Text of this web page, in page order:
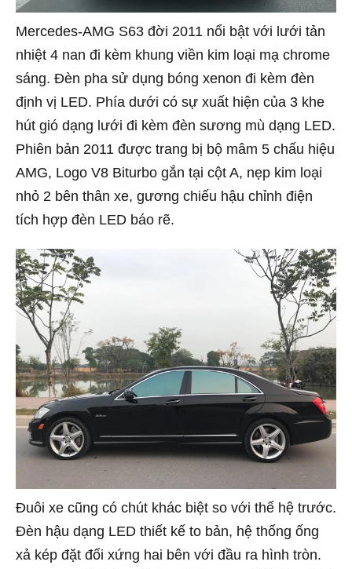
Mercedes-AMG S63 đời 2011 nổi bật với lưới tản
nhiệt 4 nan đi kèm khung viền kim loại mạ chrome
sáng. Đèn pha sử dụng bóng xenon đi kèm đèn
định vị LED. Phía dưới có sự xuất hiện của 3 khe
hút gió dạng lưới đi kèm đèn sương mù dạng LED.
Phiên bản 2011 được trang bị bộ mâm 5 chấu hiệu
AMG, Logo V8 Biturbo gắn tại cột A, nẹp kim loại
nhỏ 2 bên thân xe, gương chiếu hậu chỉnh điện
tích hợp đèn LED báo rẽ.
Đuôi xe cũng có chút khác biệt so với thế hệ trước.
Đèn hậu dạng LED thiết kế to bản, hệ thống ống
xả kép đặt đối xứng hai bên với đầu ra hình tròn.